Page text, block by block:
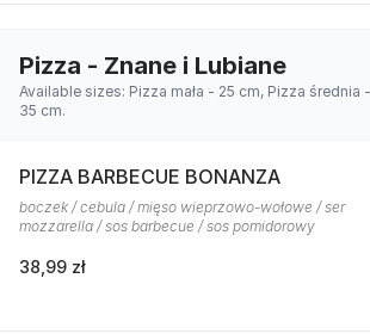
Pizza - Znane i Lubiane
Available sizes: Pizza mała - 25 cm, Pizza
35 cm.
PIZZA BARBECUE BONANZA
boczek / cebula / mięso wieprzowo-wołowe / ser
mozzarella / sos barbecue / sos pomidorowy
38,99 zł